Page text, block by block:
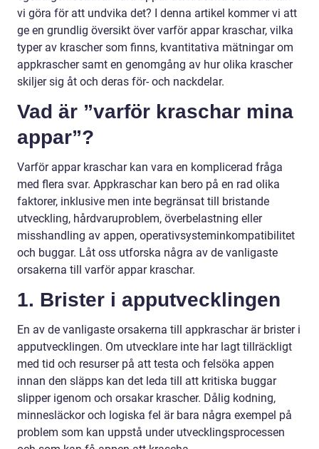
vi göra för att undvika det? I denna artikel kommer vi att
ge en grundlig översikt över varför appar kraschar, vilka
typer av krascher som finns, kvantitativa mätningar om
appkrascher samt en genomgång av hur olika krascher
skiljer sig åt och deras för- och nackdelar.
Vad är ”varför kraschar mina
appar”?
Varför appar kraschar kan vara en komplicerad fråga
med flera svar. Appkraschar kan bero på en rad olika
faktorer, inklusive men inte begränsat till bristande
utveckling, hårdvaruproblem, överbelastning eller
misshandling av appen, operativsysteminkompatibilitet
och buggar. Låt oss utforska några av de vanligaste
orsakerna till varför appar kraschar.
1. Brister i apputvecklingen
En av de vanligaste orsakerna till appkraschar är brister i
apputvecklingen. Om utvecklare inte har lagt tillräckligt
med tid och resurser på att testa och felsöka appen
innan den släpps kan det leda till att kritiska buggar
slipper igenom och orsakar krascher. Dålig kodning,
minnesläckor och logiska fel är bara några exempel på
problem som kan uppstå under utvecklingsprocessen